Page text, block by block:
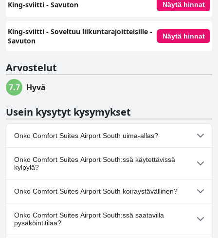
King-sviitti - Savuton Näytä hinnat
King-sviitti - Soveltuu liikuntarajoitteisille -
Savuton
Näytä hinnat
Arvostelut
7.7 Hyvä
Usein kysytyt kysymykset
Onko Comfort Suites Airport South uima-allas?
Kyllä, Comfort Suites Airport South:ssä on uima-allas/altaita,
jotka kuuluvat yhteen tai useampaan seuraavista luokista:
Ulkouima-allas.
Onko Comfort Suites Airport South:ssä käytettävissä
kylpylä?
Ei, Comfort Suites Airport South ei tarjoa kylpylää.
Onko Comfort Suites Airport South koiraystävällinen?
Ei, Comfort Suites Airport South ei salli koiria.
Onko Comfort Suites Airport South:ssä saatavilla
pysäköintitilaa?